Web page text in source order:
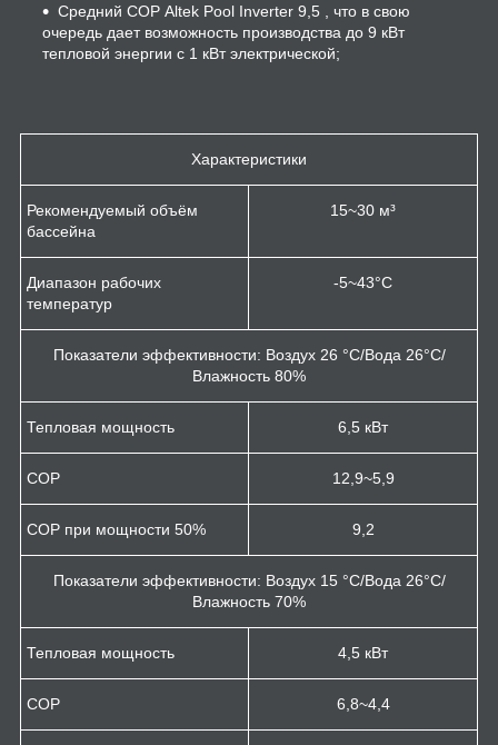
Средний СОР Altek Pool Inverter 9,5 , что в свою
очередь дает возможность производства до 9 кВт
тепловой энергии с 1 кВт электрической;
Характеристики
Рекомендуемый объём
бассейна
15~30 м³
Диапазон рабочих
температур
-5~43°С
Показатели эффективности: Воздух 26 °С/Вода 26°С/
Влажность 80%
Тепловая мощность 6,5 кВт
СОР 12,9~5,9
СОР при мощности 50% 9,2
Показатели эффективности: Воздух 15 °С/Вода 26°С/
Влажность 70%
Тепловая мощность 4,5 кВт
СОР 6,8~4,4